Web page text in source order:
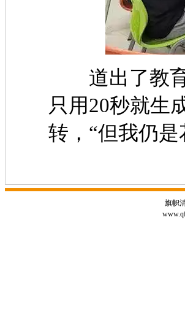
道出了教育
只用20秒就生
转，“但我仍
旗帜